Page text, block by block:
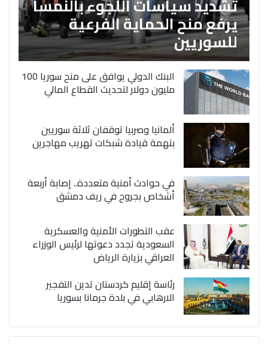
يرفع منح الحماية الفرعية
للسوريين
البنك الدولي يوافق على منح سوريا 100
مليون دولار لتحديث القطاع المالي
ألمانيا وصربيا توقفان ثلاثة سوريين
بتهمة قيادة شبكات تهريب مهاجرين
في حوادث أمنية متعددة.. إصابة أربعة
أشخاص بجروح في ريف دمشق
عقب التطورات الأمنية والعسكرية
السعودية تجدد دعوتها لرئيس الوزراء
العراقي بزيارة الرياض
رئاسة إقليم كردستان تدين التفجير
الارهابي في بلدة جرمانا بسوريا